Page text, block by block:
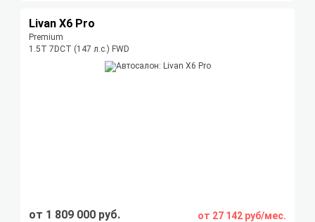
Livan X6 Pro
Premium
1.5T 7DCT (147 л.с.) FWD
от 1 809 000 руб. от 27 142 руб/мес.